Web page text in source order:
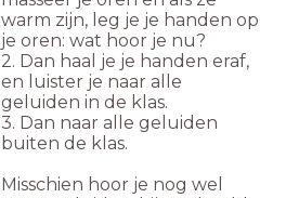
warm zijn, leg je je handen op
je oren: wat hoor je nu?
2. Dan haal je je handen eraf,
en luister je naar alle
geluiden in de klas.
3. Dan naar alle geluiden
buiten de klas.
Misschien hoor je nog wel